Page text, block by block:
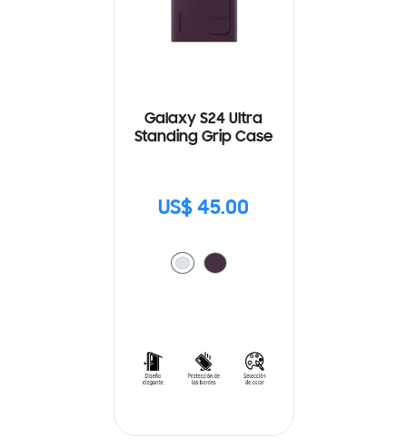
Galaxy S24 Ultra
Standing Grip Case
US$ 45.00